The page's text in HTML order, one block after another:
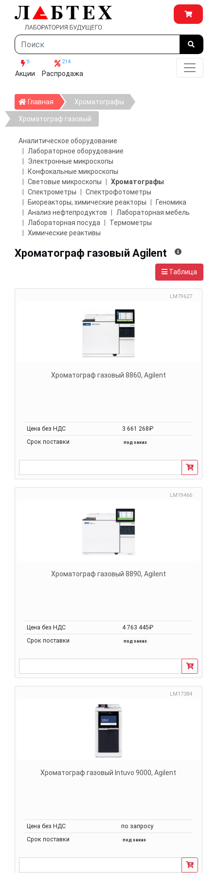
9
Акции
214
Распродажа
Главная ГлавнаяХроматографы
Хроматограф газовый
Аналитическое оборудование
Лабораторное оборудование
Электронные микроскопы
Конфокальные микроскопы
Световые микроскопы
Хроматографы
Спектрометры
Спектрофотометры
Биореакторы, химические реакторы
Геномика
Анализ нефтепродуктов
Лабораторная мебель
Лабораторная посуда
Термометры
Химические реактивы
Хроматограф газовый Agilent
Таблица
LM79627
Хроматограф газовый 8860, Agilent
Цена без НДС
3 661 268₽
Срок поставки
под заказ
LM19466
Хроматограф газовый 8890, Agilent
Цена без НДС
4 763 445₽
Срок поставки
под заказ
LM17384
Хроматограф газовый Intuvo 9000, Agilent
Цена без НДС
по запросу
Срок поставки
под заказ